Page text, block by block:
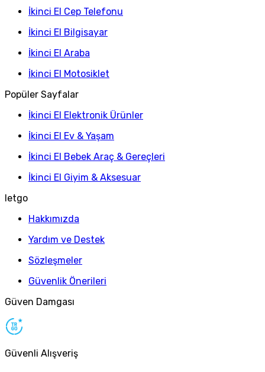
İkinci El Cep Telefonu
İkinci El Bilgisayar
İkinci El Araba
İkinci El Motosiklet
Popüler Sayfalar
İkinci El Elektronik Ürünler
İkinci El Ev & Yaşam
İkinci El Bebek Araç & Gereçleri
İkinci El Giyim & Aksesuar
letgo
Hakkımızda
Yardım ve Destek
Sözleşmeler
Güvenlik Önerileri
Güven Damgası
Güvenli Alışveriş